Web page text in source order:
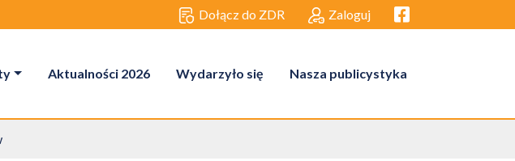
Dołącz do ZDR Zaloguj Facebook link
Aktualności 2026 Wydarzyło się Nasza publicystyka